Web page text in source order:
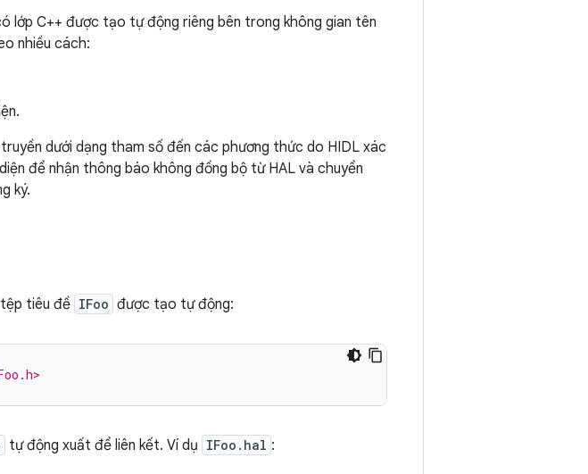
lớp C++ được tạo tự động riêng bên trong không gian tên
nhiều cách:
dưới dạng tham số đến các phương thức do HIDL xác
để nhận thông báo không đồng bộ từ HAL và chuyển
ký.
tiêu đề IFoo được tạo tự động:
tự động xuất để liên kết. Ví dụ IFoo.hal :